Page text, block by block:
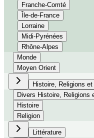
Franche-Comté
Île-de-France
Lorraine
Midi-Pyrénées
Rhône-Alpes
Monde
Moyen Orient
Histoire
Religion
Littérature